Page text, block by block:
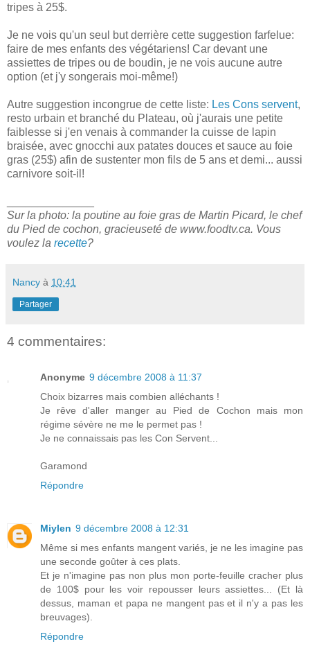
tripes à 25$.
Je ne vois qu'un seul but derrière cette suggestion farfelue:
faire de mes enfants des végétariens! Car devant une
assiettes de tripes ou de boudin, je ne vois aucune autre
option (et j'y songerais moi-même!)
Autre suggestion incongrue de cette liste: Les Cons servent,
resto urbain et branché du Plateau, où j'aurais une petite
faiblesse si j'en venais à commander la cuisse de lapin
braisée, avec gnocchi aux patates douces et sauce au foie
gras (25$) afin de sustenter mon fils de 5 ans et demi... aussi
carnivore soit-il!
Sur la photo: la poutine au foie gras de Martin Picard, le chef
du Pied de cochon, gracieuseté de www.foodtv.ca. Vous
voulez la recette?
Nancy à 10:41
Partager
4 commentaires:
Anonyme 9 décembre 2008 à 11:37
Choix bizarres mais combien alléchants !
Je rêve d'aller manger au Pied de Cochon mais mon
régime sévère ne me le permet pas !
Je ne connaissais pas les Con Servent...
Garamond
Répondre
Miylen 9 décembre 2008 à 12:31
Même si mes enfants mangent variés, je ne les imagine pas
une seconde goûter à ces plats.
Et je n'imagine pas non plus mon porte-feuille cracher plus
de 100$ pour les voir repousser leurs assiettes... (Et là
dessus, maman et papa ne mangent pas et il n'y a pas les
breuvages).
Répondre